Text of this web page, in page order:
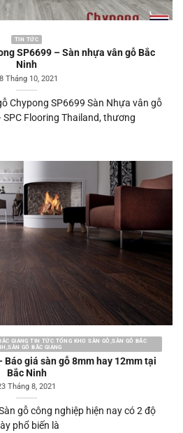
TIN TỨC
SP6699 – Sàn nhựa vân gỗ Bắc
Ninh
Tháng 10, 2021
Chypong SP6699 Sàn Nhựa vân gỗ
Flooring Thailand, thương
GIANG TIN TỨC TỔNG KHO SÀN GỖ,SÀN GỖ BẮC
GỖ BẮC GIANG
Báo giá sàn gỗ 8mm hay 12mm tại
Bắc Ninh
Tháng 8, 2021
gỗ công nghiệp hiện nay có 2 độ
phổ biến là